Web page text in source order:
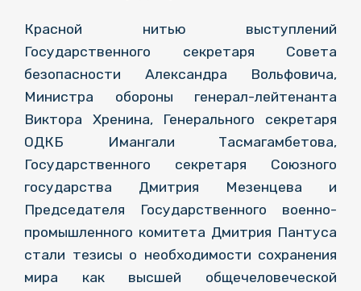
Красной нитью выступлений
Государственного секретаря Совета
безопасности Александра Вольфовича,
Министра обороны генерал-лейтенанта
Виктора Хренина, Генерального секретаря
ОДКБ Имангали Тасмагамбетова,
Государственного секретаря Союзного
государства Дмитрия Мезенцева и
Председателя Государственного военно-
промышленного комитета Дмитрия Пантуса
стали тезисы о необходимости сохранения
мира как высшей общечеловеческой